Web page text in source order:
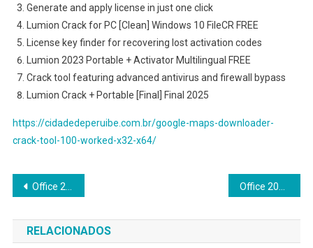
Generate and apply license in just one click
Lumion Crack for PC [Clean] Windows 10 FileCR FREE
License key finder for recovering lost activation codes
Lumion 2023 Portable + Activator Multilingual FREE
Crack tool featuring advanced antivirus and firewall bypass
Lumion Crack + Portable [Final] Final 2025
https://cidadedeperuibe.com.br/google-maps-downloader-
crack-tool-100-worked-x32-x64/
Navegação
de
Post
Office 2021 MAS Activated Oinstall.exe Spanish (P2P)
RELACIONADOS